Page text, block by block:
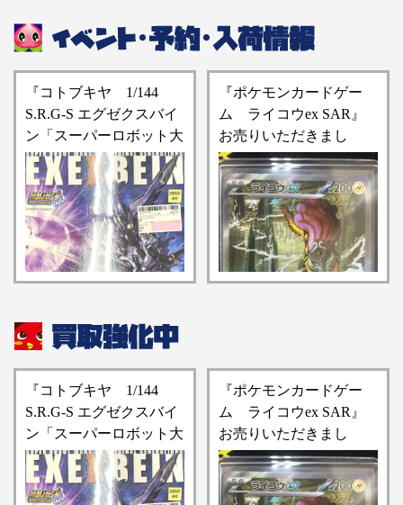
『コトブキヤ 1/144
S.R.G-S エグゼクスバイ
ン「スーパーロボット大
戦OG ORIGINAL
GENERATIONS」プラモ
デル』買い取りさせてい
ただきました！！【桃太
郎王国 新松戸店の買取
情報をお知らせします】
『ポケモンカードゲー
ム ライコウex SAR』
お売りいただきまし
た！！【桃太郎王国 新
松戸店の入荷情報となり
ます】
『コトブキヤ 1/144
S.R.G-S エグゼクスバイ
ン「スーパーロボット大
戦OG ORIGINAL
GENERATIONS」プラモ
デル』買い取りさせてい
『ポケモンカードゲー
ム ライコウex SAR』
お売りいただきまし
た！！【桃太郎王国 新
松戸店の入荷情報となり
ます】